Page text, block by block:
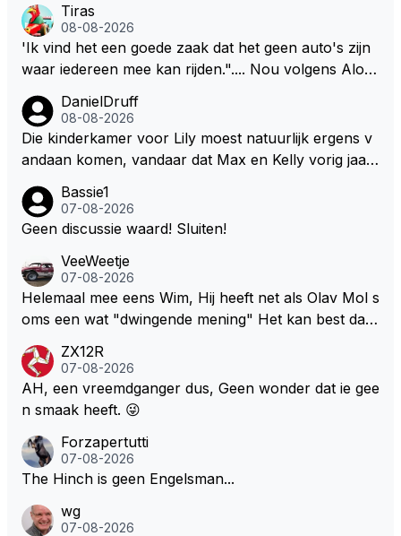
Tiras
08-08-2026
'Ik vind het een goede zaak dat het geen auto's zijn
waar iedereen mee kan rijden.".... Nou volgens Alon
ten zelfs zijn Engineer deze auto nu besturen.
DanielDruff
08-08-2026
Die kinderkamer voor Lily moest natuurlijk ergens v
andaan komen, vandaar dat Max en Kelly vorig jaar
Monaco. Naar verluid hebben ze daar zo'n 75 miljo
en euro voor af mogen tikken. Wat daarbij me nog h
ddelpers en de RTL Boulevards van deze wereld dit
uitermate belangrijke nieuws volledig hebben gemist.
Bassie1
07-08-2026
Geen discussie waard! Sluiten!
VeeWeetje
07-08-2026
Helemaal mee eens Wim, Hij heeft net als Olav Mol s
oms een wat "dwingende mening" Het kan best dat
l bij Windsor op te roepen. Maar in een tijd zonder r
aces zijn dit leuke berichtjes
ZX12R
07-08-2026
AH, een vreemdganger dus, Geen wonder dat ie gee
n smaak heeft. 😜
Forzapertutti
07-08-2026
The Hinch is geen Engelsman...
wg
07-08-2026